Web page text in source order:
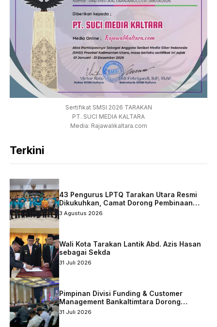
Sertifikat SMSI 2026 TARAKAN
PT. SUCI MEDIA KALTARA
Media: Rajawalikaltara.com
Terkini
43 Pengurus LPTQ Tarakan Utara Resmi
Dikukuhkan, Camat Dorong Pembinaan
Qurani Berkelanjutan
3 Agustus 2026
Wali Kota Tarakan Lantik Abd. Azis Hasan
sebagai Sekda
31 Juli 2026
Pimpinan Divisi Funding & Customer
Management Bankaltimtara Dorong
Percepatan Digitalisasi Keuangan di Kota
31 Juli 2026